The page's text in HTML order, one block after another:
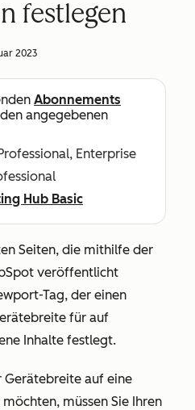
festlegen
2023
Abonnements
angegebenen
Enterprise
Hub Basic
Seiten, die mithilfe der
veröffentlicht
Tag, der einen
für auf
Inhalte festlegt.
Gerätebreite auf eine
müssen Sie Ihren